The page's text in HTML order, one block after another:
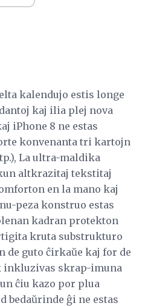
kalendujo estis longe
kaj ilia plej nova
iPhone 8 ne estas
konvenanta tri kartojn
La ultra-maldika
altkrazitaj tekstitaj
en la mano kaj
peza konstruo estas
kadran protekton
kruta substrukturo
de guto ĉirkaŭe kaj for de
inkluzivas skrap-imuna
ĉiu kazo por plua
bedaŭrinde ĝi ne estas